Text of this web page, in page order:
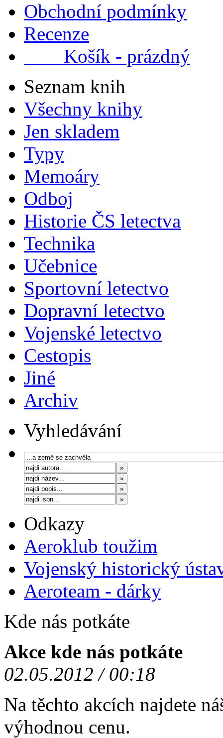
Obchodní podmínky
Recenze
Košík - prázdný
Seznam knih
Všechny knihy
Jen skladem
Typy
Memoáry
Odboj
Historie ČS letectva
Technika
Učebnice
Sportovní letectvo
Dopravní letectvo
Vojenské letectvo
Cestopis
Jiné
Archiv
Vyhledávání
Odkazy
Aeroklub toužim
Vojenský historický
Aeroteam - dárky
Kde nás potkáte
Akce kde nás potkáte
02.05.2012 / 00:18
Na těchto akcích najdete
výhodnou cenu.